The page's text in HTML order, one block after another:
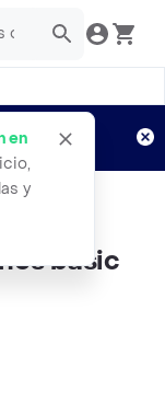
en
y
Aplican TyC
13
básic